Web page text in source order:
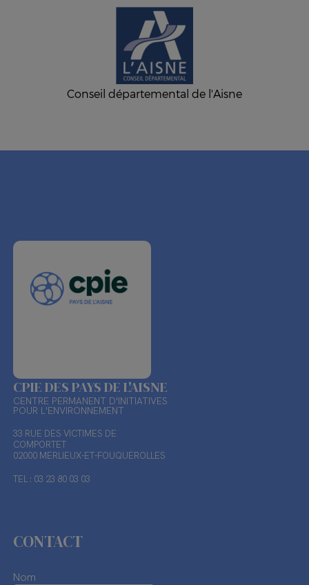
Conseil départemental de l'Aisne
CPIE DES PAYS DE L'AISNE
CENTRE PERMANENT D'INITIATIVES
POUR L'ENVIRONNEMENT
33 RUE DES VICTIMES DE
COMPORTET
02000 MERLIEUX-ET-FOUQUEROLLES
TEL : 03 23 80 03 03
CONTACT
Nom